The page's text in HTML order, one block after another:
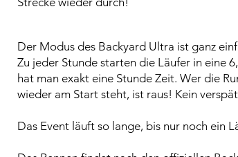
Der Modus des Backyard Ultra ist ganz
Zu jeder Stunde starten die Läufer in eine
hat man exakt eine Stunde Zeit. Wer die
wieder am Start steht, ist raus! Kein
Das Event läuft so lange, bis nur noch ein